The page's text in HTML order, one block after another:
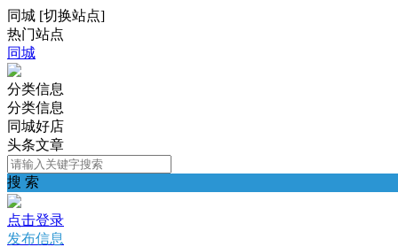
同城 [切换站点]
热门站点
同城
分类信息
分类信息
同城好店
头条文章
搜 索
点击登录
发布信息